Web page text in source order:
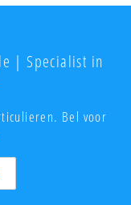
| Specialist in
Bel voor